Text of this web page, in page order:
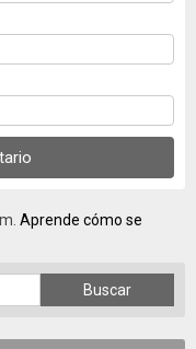
Aprende cómo se